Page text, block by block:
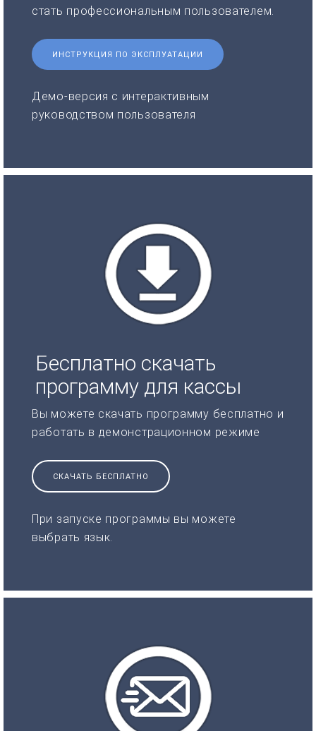
стать профессиональным пользователем.
ИНСТРУКЦИЯ ПО ЭКСПЛУАТАЦИИ
Демо-версия с интерактивным
руководством пользователя
Бесплатно скачать
программу для кассы
Вы можете скачать программу бесплатно и
работать в демонстрационном режиме
СКАЧАТЬ БЕСПЛАТНО
При запуске программы вы можете
выбрать язык.